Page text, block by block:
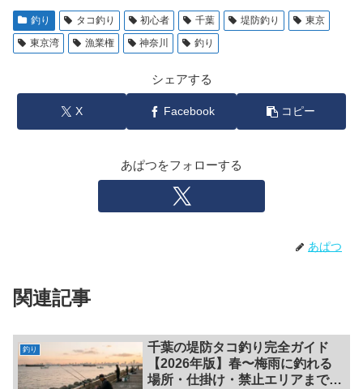
釣り タコ釣り 初心者 千葉 堤防釣り
東京
東京湾
漁業権 神奈川 釣り
シェアする
X Facebook コピー
あぱつをフォローする
あぱつ
関連記事
釣り
千葉の堤防タコ釣り完全ガイド
【2026年版】春〜梅雨に釣れる
場所・仕掛け・禁止エリアまで徹